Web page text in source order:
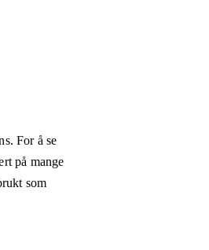
For å se
på mange
som